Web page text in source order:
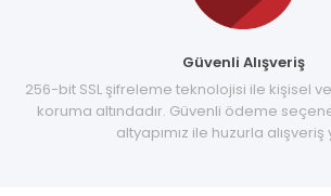
Güvenli Alışveriş
256-bit SSL şifreleme teknolojisi ile kişisel
koruma altındadır. Güvenli ödeme
altyapımız ile huzurla alışveriş